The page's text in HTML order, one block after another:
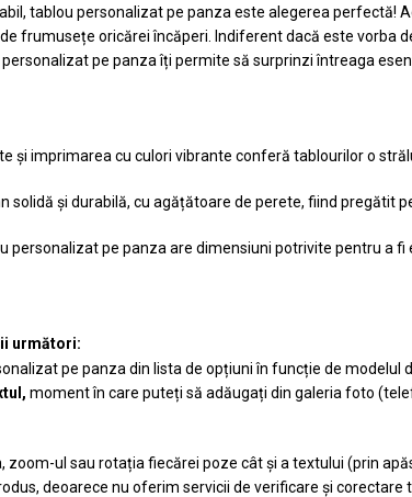
tablou personalizat pe panza este alegerea
frumusețe oricărei încăperi. Indiferent dacă este vorba
pe panza îți permite să surprinzi întreaga
și imprimarea cu culori vibrante conferă tablourilor o
solidă și durabilă, cu agățătoare de perete, fiind pregătit
pe panza are dimensiuni potrivite pentru a fi
următori:
pe panza din lista de opțiuni în funcție de modelul
moment în care puteți să adăugați din galeria foto
ul sau rotația fiecărei poze cât și a textului (prin
deoarece nu oferim servicii de verificare și